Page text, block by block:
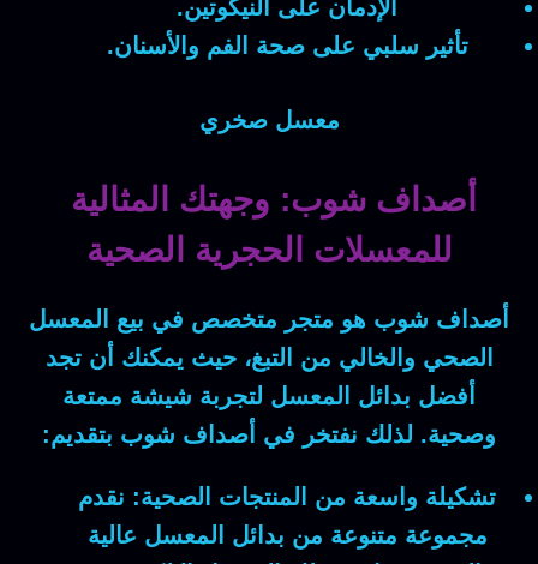
الإدمان على النيكوتين.
تأثير سلبي على صحة الفم والأسنان.
معسل صخري
أصداف شوب: وجهتك المثالية
للمعسلات الحجرية الصحية
أصداف شوب هو متجر متخصص في بيع المعسل
الصحي والخالي من التبغ، حيث يمكنك أن تجد
أفضل بدائل المعسل لتجربة شيشة ممتعة
وصحية. لذلك نفتخر في أصداف شوب بتقديم:
تشكيلة واسعة من المنتجات الصحية: نقدم
مجموعة متنوعة من بدائل المعسل عالية